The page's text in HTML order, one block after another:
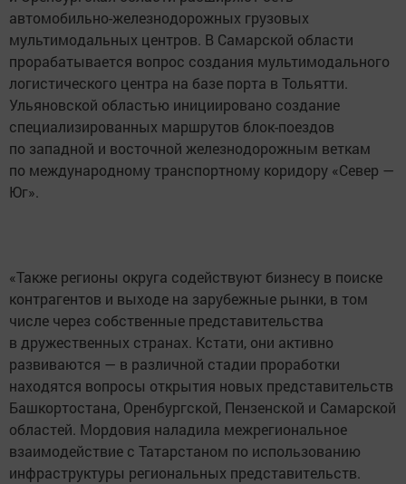
автомобильно-железнодорожных грузовых
мультимодальных центров. В Самарской области
прорабатывается вопрос создания мультимодального
логистического центра на базе порта в Тольятти.
Ульяновской областью инициировано создание
специализированных маршрутов блок-поездов
по западной и восточной железнодорожным веткам
по международному транспортному коридору «Север —
Юг».
«Также регионы округа содействуют бизнесу в поиске
контрагентов и выходе на зарубежные рынки, в том
числе через собственные представительства
в дружественных странах. Кстати, они активно
развиваются — в различной стадии проработки
находятся вопросы открытия новых представительств
Башкортостана, Оренбургской, Пензенской и Самарской
областей. Мордовия наладила межрегиональное
взаимодействие с Татарстаном по использованию
инфраструктуры региональных представительств.